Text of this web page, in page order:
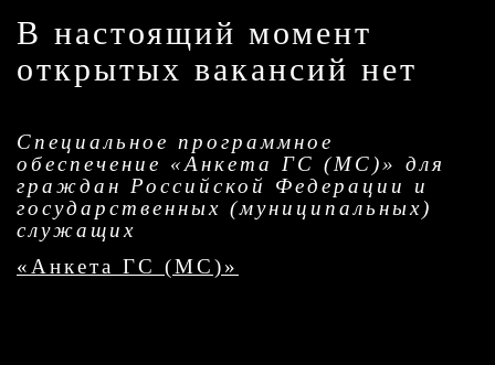
В настоящий момент
открытых вакансий нет
Специальное программное
обеспечение «Анкета ГС (МС)» для
граждан Российской Федерации и
государственных (муниципальных)
служащих
«Анкета ГС (МС)»